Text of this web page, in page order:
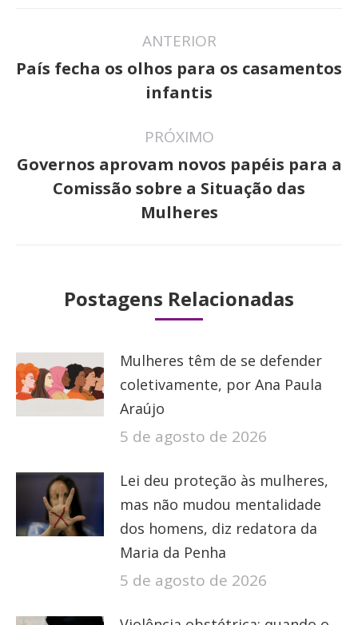
de
ANTERIOR
Post
anterior:
País fecha os olhos para os casamentos
infantis
PRÓXIMO
Próximo
post:
Governos aprovam novos papéis para a
Comissão sobre a Situação das
Mulheres
Postagens Relacionadas
Mulheres têm de se defender
coletivamente, por Ana Paula
Araújo
5 de agosto de 2026
Lei deu proteção às mulheres,
mas não mudou mentalidade
dos homens, diz redatora da
Maria da Penha
5 de agosto de 2026